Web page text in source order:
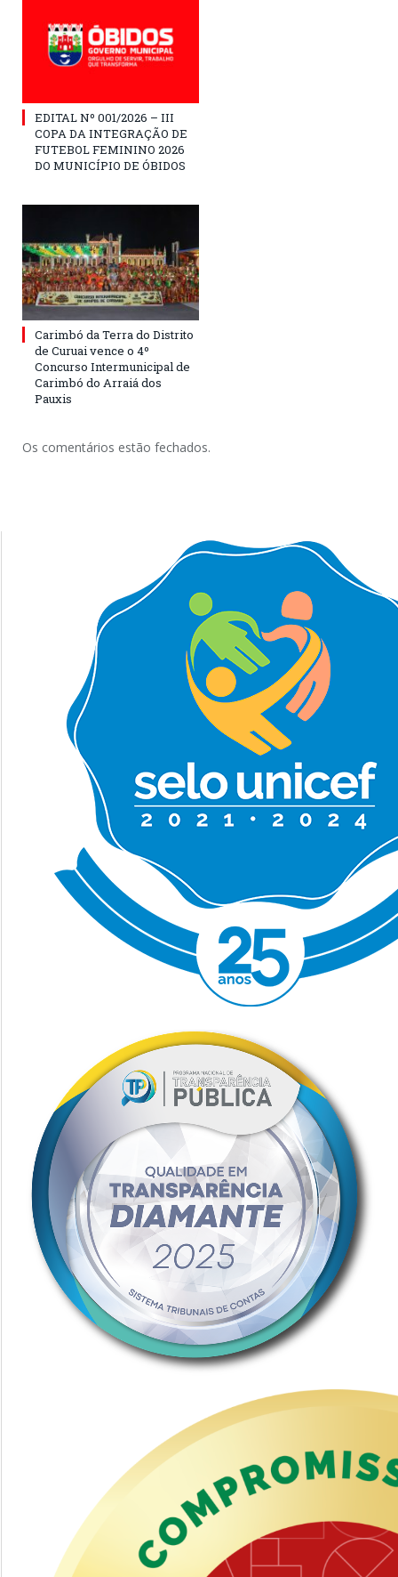
EDITAL Nº 001/2026 – III
COPA DA INTEGRAÇÃO DE
FUTEBOL FEMININO 2026
DO MUNICÍPIO DE ÓBIDOS
Carimbó da Terra do Distrito
de Curuai vence o 4º
Concurso Intermunicipal de
Carimbó do Arraiá dos
Pauxis
Os comentários estão fechados.